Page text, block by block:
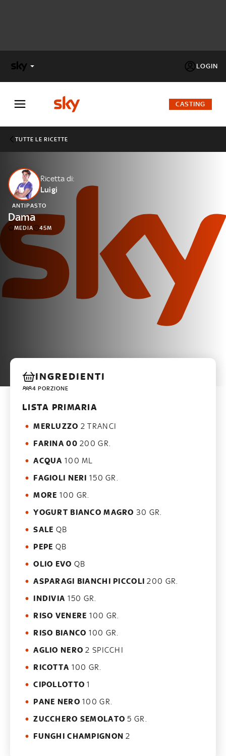
LOGIN
FACTOR
Cos’altro vedere:
PROGRAMMI SKY
Un mondo di offerte:
SKY.IT
NOW
CASTING
TUTTE LE RICETTE
Ricetta di:
Luigi
ANTIPASTO
Dama
MEDIA 45M
INGREDIENTI
4 PORZIONE
LISTA PRIMARIA
MERLUZZO 2 TRANCI
FARINA 00 200 GR.
ACQUA 100 ML
FAGIOLI NERI 150 GR.
MORE 100 GR.
YOGURT BIANCO MAGRO 30 GR.
SALE QB
PEPE QB
OLIO EVO QB
ASPARAGI BIANCHI PICCOLI 200 GR.
INDIVIA 150 GR.
RISO VENERE 100 GR.
RISO BIANCO 100 GR.
AGLIO NERO 2 SPICCHI
RICOTTA 100 GR.
CIPOLLOTTO 1
PANE NERO 100 GR.
ZUCCHERO SEMOLATO 5 GR.
FUNGHI CHAMPIGNON 2